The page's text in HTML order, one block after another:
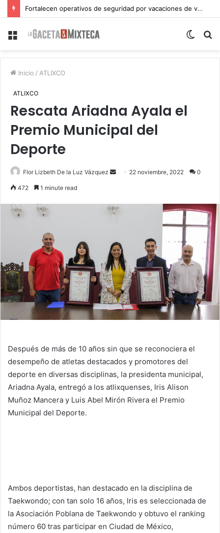
Fortalecen operativos de seguridad por vacaciones de verano en Atlixco
Menu
Switch
Inicio / ATLIXCO
ATLIXCO
Rescata Ariadna Ayala el
Premio Municipal del
Deporte
Flor Lizbeth De la Luz Vázquez
Send 22 noviembre, 2022 0
472 1 minute read
Después de más de 10 años sin que se reconociera el
desempeño de atletas destacados y promotores del
deporte en diversas disciplinas, la presidenta municipal,
Ariadna Ayala, entregó a los atlixquenses, Iris Alison
Muñoz Mancera y Luis Abel Mirón Rivera el Premio
Municipal del Deporte.
Ambos deportistas, han destacado en la disciplina de
Taekwondo; con tan solo 16 años, Iris es seleccionada de
la Asociación Poblana de Taekwondo y obtuvo el ranking
número 60 tras participar en Ciudad de México,